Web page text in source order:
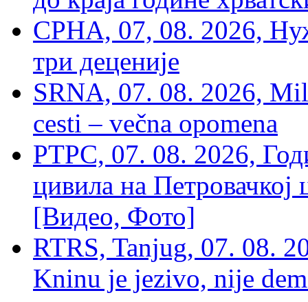
СРНА, 07, 08. 2026,
три деценије
SRNA, 07. 08. 2026,
cesti – večna opomena
РТРС, 07. 08. 2026,
цивила на Петровачкој
[Видео, Фото]
RTRS, Tanjug, 07. 08.
Kninu je jezivo, nije